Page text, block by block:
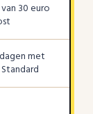
30 euro
met